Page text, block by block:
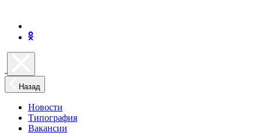
Назад
Новости
Типография
Вакансии